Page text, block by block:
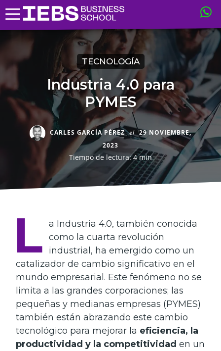
TECNOLOGÍA
Industria 4.0 para
PYMES
CARLES GARCÍA PÉREZ el 29 NOVIEMBRE,
2023
Tiempo de lectura: 4 min
L a Industria 4.0, también conocida
como la cuarta revolución
industrial, ha emergido como un
catalizador de cambio significativo en el
mundo empresarial. Este fenómeno no se
limita a las grandes corporaciones; las
pequeñas y medianas empresas (PYMES)
también están abrazando este cambio
tecnológico para mejorar la eficiencia, la
productividad y la competitividad en un